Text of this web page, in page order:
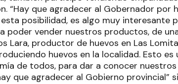
“Hay que agradecer al Gobernador por
posibilidad, es algo muy interesante
poder vender nuestros productos, de
Lara, productor de huevos en Las
huevos en la localidad. Esto
de todos, para dar a conocer
que agradecer al Gobierno provincial”